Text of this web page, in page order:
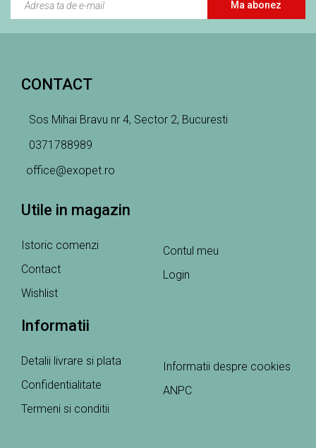
Ma abonez
CONTACT
Sos Mihai Bravu nr 4, Sector 2, Bucuresti
0371788989
office@exopet.ro
Utile in magazin
Istoric comenzi
Contact
Wishlist
Contul meu
Login
Informatii
Detalii livrare si plata
Confidentialitate
Termeni si conditii
Informatii despre cookies
ANPC